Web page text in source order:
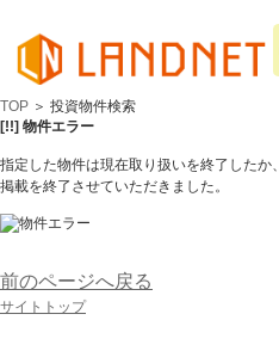
TOP ＞ 投資物件検索
[!!] 物件エラー
指定した物件は現在取り扱いを終了したか、
掲載を終了させていただきました。
前のページへ戻る
サイトトップ